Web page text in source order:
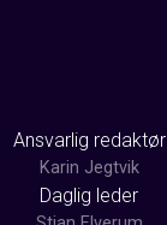
Ansvarlig redaktør
Karin Jegtvik
Daglig leder